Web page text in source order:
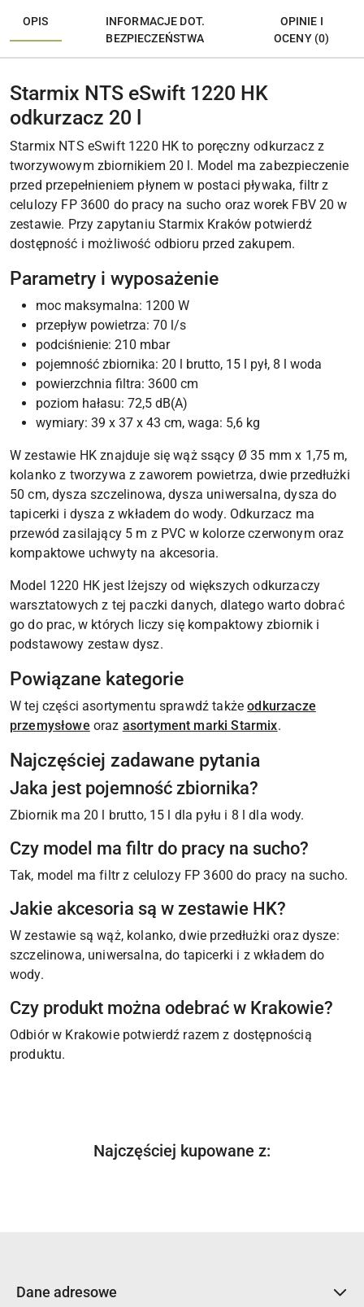
OPIS
INFORMACJE DOT.
BEZPIECZEŃSTWA
OPINIE I
OCENY (0)
Starmix NTS eSwift 1220 HK
odkurzacz 20 l
Starmix NTS eSwift 1220 HK to poręczny odkurzacz z
tworzywowym zbiornikiem 20 l. Model ma zabezpieczenie
przed przepełnieniem płynem w postaci pływaka, filtr z
celulozy FP 3600 do pracy na sucho oraz worek FBV 20 w
zestawie. Przy zapytaniu Starmix Kraków potwierdź
dostępność i możliwość odbioru przed zakupem.
Parametry i wyposażenie
moc maksymalna: 1200 W
przepływ powietrza: 70 l/s
podciśnienie: 210 mbar
pojemność zbiornika: 20 l brutto, 15 l pył, 8 l woda
powierzchnia filtra: 3600 cm
poziom hałasu: 72,5 dB(A)
wymiary: 39 x 37 x 43 cm, waga: 5,6 kg
W zestawie HK znajduje się wąż ssący Ø 35 mm x 1,75 m,
kolanko z tworzywa z zaworem powietrza, dwie przedłużki
50 cm, dysza szczelinowa, dysza uniwersalna, dysza do
tapicerki i dysza z wkładem do wody. Odkurzacz ma
przewód zasilający 5 m z PVC w kolorze czerwonym oraz
kompaktowe uchwyty na akcesoria.
Model 1220 HK jest lżejszy od większych odkurzaczy
warsztatowych z tej paczki danych, dlatego warto dobrać
go do prac, w których liczy się kompaktowy zbiornik i
podstawowy zestaw dysz.
Powiązane kategorie
W tej części asortymentu sprawdź takżeodkurzacze
przemysłowe oraz asortyment marki Starmix.
Najczęściej zadawane pytania
Jaka jest pojemność zbiornika?
Zbiornik ma 20 l brutto, 15 l dla pyłu i 8 l dla wody.
Czy model ma filtr do pracy na sucho?
Tak, model ma filtr z celulozy FP 3600 do pracy na sucho.
Jakie akcesoria są w zestawie HK?
W zestawie są wąż, kolanko, dwie przedłużki oraz dysze:
szczelinowa, uniwersalna, do tapicerki i z wkładem do
wody.
Czy produkt można odebrać w Krakowie?
Odbiór w Krakowie potwierdź razem z dostępnością
produktu.
Pomiń karuzelę produktów
Produkty
Najczęściej kupowane z:
Dane adresowe